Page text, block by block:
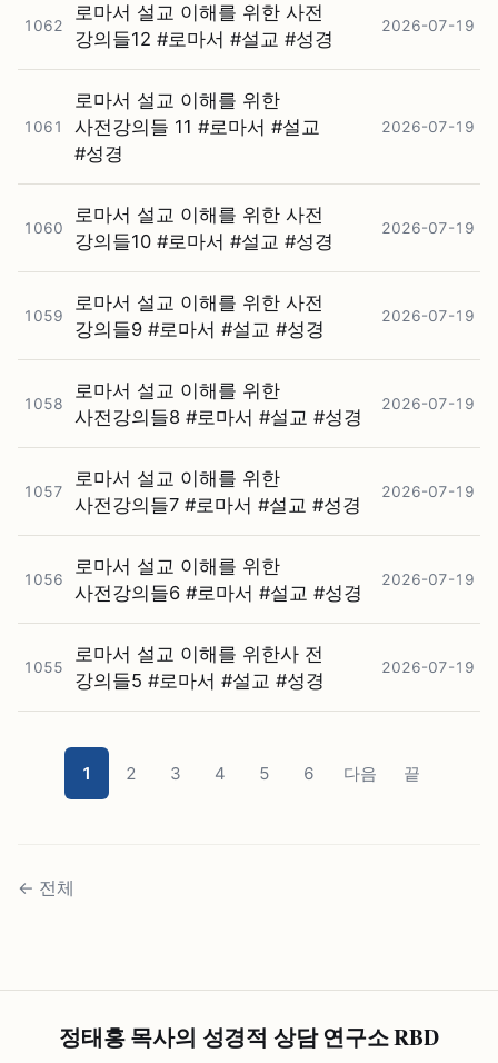
1062
로마서 설교 이해를 위한 사전
강의들12 #⁠로마서 #⁠설교 #⁠성경
2026-07-19
1061
로마서 설교 이해를 위한
사전강의들 11 #⁠로마서 #⁠설교
#⁠성경
2026-07-19
1060
로마서 설교 이해를 위한 사전
강의들10 #⁠로마서 #⁠설교 #⁠성경
2026-07-19
1059
로마서 설교 이해를 위한 사전
강의들9 #⁠로마서 #⁠설교 #⁠성경
2026-07-19
1058
로마서 설교 이해를 위한
사전강의들8 #⁠로마서 #⁠설교 #⁠성경
2026-07-19
1057
로마서 설교 이해를 위한
사전강의들7 #⁠로마서 #⁠설교 #⁠성경
2026-07-19
1056
로마서 설교 이해를 위한
사전강의들6 #⁠로마서 #⁠설교 #⁠성경
2026-07-19
1055
로마서 설교 이해를 위한사 전
강의들5 #⁠로마서 #⁠설교 #⁠성경
2026-07-19
1 2 3 4 5 6 다음 끝
← 전체
정태홍 목사의 성경적 상담 연구소 RBD